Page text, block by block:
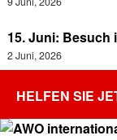
15. Juni: Besuch
2 Juni, 2026
HELFEN SIE